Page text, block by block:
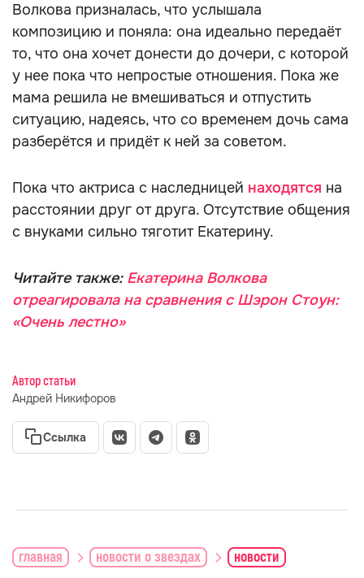
Волкова призналась, что услышала
композицию и поняла: она идеально передаёт
то, что она хочет донести до дочери, с которой
у нее пока что непростые отношения. Пока же
мама решила не вмешиваться и отпустить
ситуацию, надеясь, что со временем дочь сама
разберётся и придёт к ней за советом.
Пока что актриса с наследницей находятся на
расстоянии друг от друга. Отсутствие общения
с внуками сильно тяготит Екатерину.
Читайте также: Екатерина Волкова
отреагировала на сравнения с Шэрон Стоун:
«Очень лестно»
Автор статьи
Андрей Никифоров
Ссылка
главная новости о звездах новости